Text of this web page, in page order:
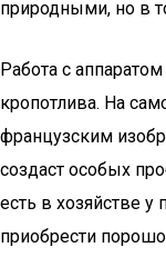
природными, но в
Работа с
кропотлива. На
французским
создаст особых
есть в хозяйстве
приобрести